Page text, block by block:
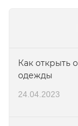
Как открыть
одежды
24.04.2023